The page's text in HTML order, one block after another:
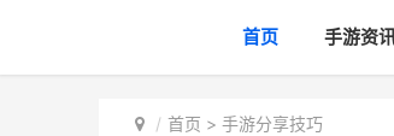
首页 手游资
首页 > 手游分享技巧